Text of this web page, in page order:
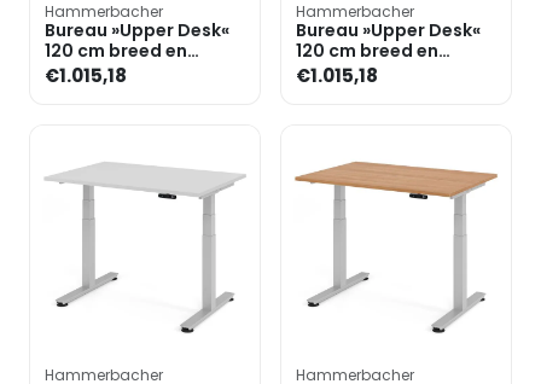
Hammerbacher
Bureau »Upper Desk«
120 cm breed en
elektrisch in hoogte
verstelbaar tot 128,5 c
€1.015,18
Hammerbacher
Bureau »Upper Desk«
120 cm breed en
elektrisch in hoogte
verstelbaar tot 128,5 c
€1.015,18
Hammerbacher Hammerbacher